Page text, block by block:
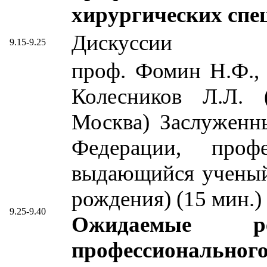
хирургических
9.15-9.25 Дискуссии
9.25-9.40
проф. Фомин Н.Ф.,
Колесников Л.Л.
Москва)
Федерации,
выдающийся
рождения) (15 мин.)
Ожидаемые
преподавания
клинической
хирургических
Дискуссии
проф.
Меньшикова З.Ф.
элементов
Ожидаемые
хирургических
Дискуссии
проф. Хайруллин
Сулайманова
Аширкаева
Гистологическая
лабораторных
синестрола в
мин.)